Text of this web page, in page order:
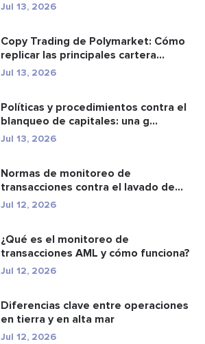
Jul 13, 2026
Copy Trading de Polymarket: Cómo
replicar las principales cartera...
Jul 13, 2026
Políticas y procedimientos contra el
blanqueo de capitales: una g...
Jul 13, 2026
Normas de monitoreo de
transacciones contra el lavado de
dinero: c...
Jul 12, 2026
¿Qué es el monitoreo de
transacciones AML y cómo funciona?
Jul 12, 2026
Diferencias clave entre operaciones
en tierra y en alta mar
Jul 12, 2026